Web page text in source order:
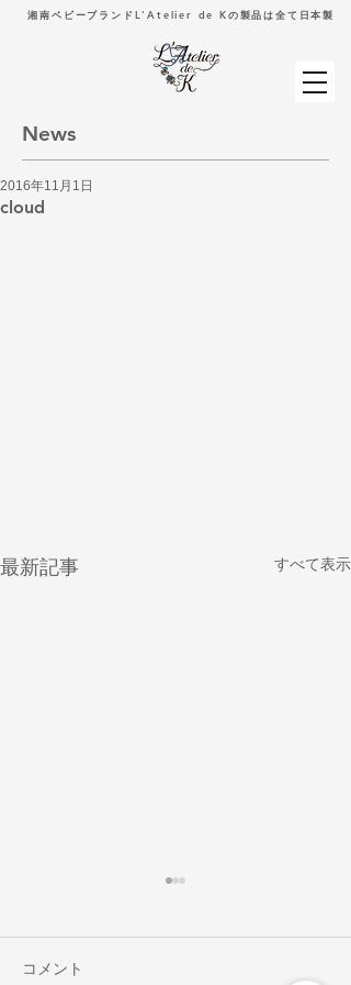
湘南ベビーブランドL'Atelier de Kの製品は全て日本製
News
cloud
2016年11月1日
最新記事 すべて表示
コメント